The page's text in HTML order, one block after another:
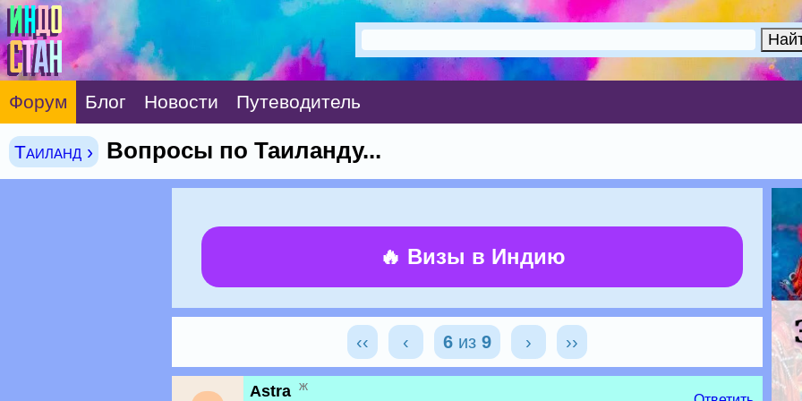
Форум Блог Новости Путеводитель
Таиланд › Вопросы по Таиланду...
🔥 Визы в Индию
‹‹ ‹ 6 из 9 › ››
Astra ж